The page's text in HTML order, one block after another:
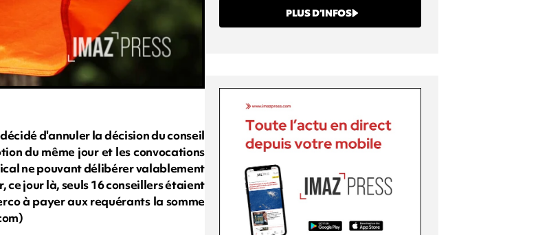
d'annuler la décision du conseil
du même jour et les convocations
ne pouvant délibérer valablement
ce jour là, seuls 16 conseillers étaient
à payer aux requérants la somme
PLUS D’INFOS